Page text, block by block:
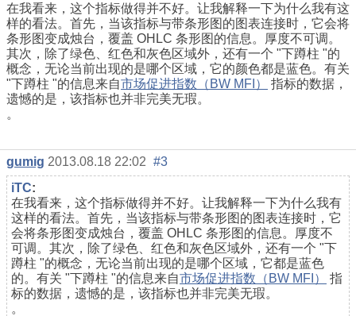
在我看来，这个指标做得并不好。让我解释一下为什么我有这
样的看法。首先，当该指标与带条形图的图表连接时，它会将
条形图变成烛台，覆盖 OHLC 条形图的信息。厚度不可调。
其次，除了绿色、红色和灰色区域外，还有一个 "下蹲柱 "的
概念，无论当前出现的是哪个区域，它的颜色都是蓝色。有关
"下蹲柱 "的信息来自市场促进指数（BW MFI）
指标的数据，
遗憾的是，该指标也并非完美无瑕。
。
gumig 2013.08.18 22:02 #3
iTC:
在我看来，这个指标做得并不好。让我解释一下为什么我有
这样的看法。首先，当该指标与带条形图的图表连接时，它
会将条形图变成烛台，覆盖 OHLC 条形图的信息。厚度不
可调。其次，除了绿色、红色和灰色区域外，还有一个 "下
蹲柱 "的概念，无论当前出现的是哪个区域，它都是蓝色
的。有关 "下蹲柱 "的信息来自市场促进指数（BW MFI）
指
标的数据 ，遗憾的是，该指标也并非完美无瑕。
。